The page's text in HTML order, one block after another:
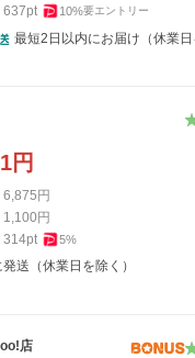
637pt 10%要エントリー
最短2日以内にお届け（休業日
円
6,875 円
1,100 円
314pt 5%
送（休業日を除く）
店